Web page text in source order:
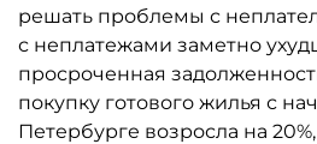
решать проблемы с
с неплатежами заметно
просроченная
покупку готового жилья с
Петербурге возросла на